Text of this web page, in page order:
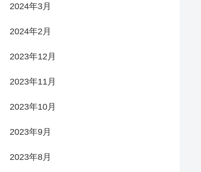
2024年3月
2024年2月
2023年12月
2023年11月
2023年10月
2023年9月
2023年8月